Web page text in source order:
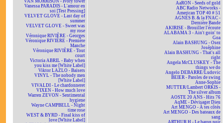
VAN MORRISON - Ivory tower
Vanessa PARADIS - L'amour en
soi [Test Pressing]
VELVET GLOVE - Last day of
summer
VELVET GLOVE - Sweet was
my rose
Véronique RIVIÈRE - Georges
Véronique RIVIÈRE - Première
Manche
Véronique RIVIÈRE - Tout
court
Victoria ABRIL - Baby when
you kiss me [White Label]
Viktor LAZLO - Baisers
VINYL - The nobody men
[White Label]
VIVALDI - Le chardonneret
VIXEN - How much love
Warren ZEVON - Sentimental
hygiene
Wayne CAMPBELL - Night
time rose
WEST & BYRD - Final kiss of
love [White Label]
AaRON - Seeds of gold
ABC Radio Networks -
American TOP 40 # 51
AGNÈS B. & la FNAC -
Dernière Bande
AKIRISE - Brouiller l'écoute
ALABAMA 3 - Ain't goin' to
Goa
Alain BASHUNG - Osez
Joséphine
Alain BASHUNG - That's all
right
Angela McCLUSKEY - The
things we do
Angelo DEBARRE/Ludovic
BEIER - Paroles de swing
Anne-Sophie
MUTTER/Lambert ORKIS -
The silver album
AOSTE 20 ANS - Hits 76
AqME - Dévisager Dieu
Art MENGO - À tes côtés
Art MENGO - Des bateaux de
sang
ARTHUR H - Le baron noir